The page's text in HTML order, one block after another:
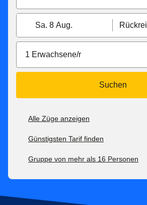
Sa. 8 Aug.
1 Erwachsene/r
Suchen
Alle Züge anzeigen
Günstigsten Tarif finden
Gruppe von mehr als 16 Personen